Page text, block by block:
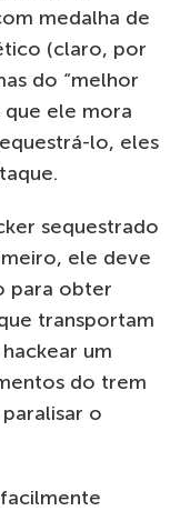
medalha de
(claro, por
do “melhor
que ele mora
lo, eles
sequestrado
ele deve
para obter
transportam
um
do trem
o